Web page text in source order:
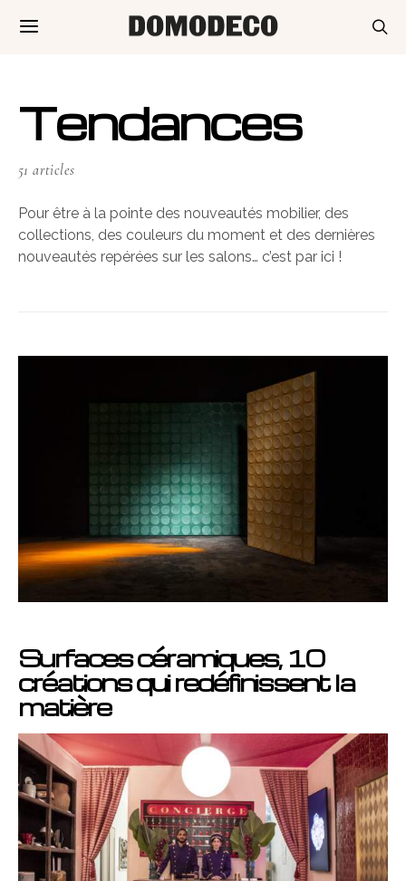
Tendances
51 articles
Pour être à la pointe des nouveautés mobilier, des
collections, des couleurs du moment et des dernières
nouveautés repérées sur les salons… c’est par ici !
Surfaces céramiques, 10
créations qui redéfinissent la
matière